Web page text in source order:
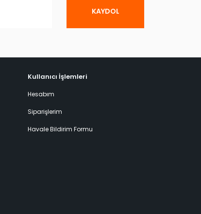
KAYDOL
Kullanıcı İşlemleri
Hesabım
Siparişlerim
Havale Bildirim Formu